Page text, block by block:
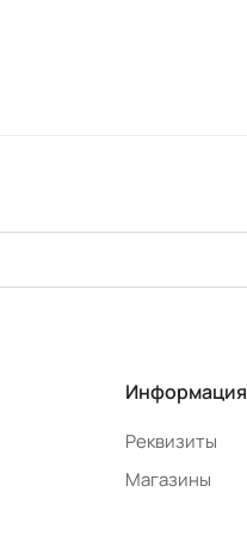
Информация
Реквизиты
Магазины